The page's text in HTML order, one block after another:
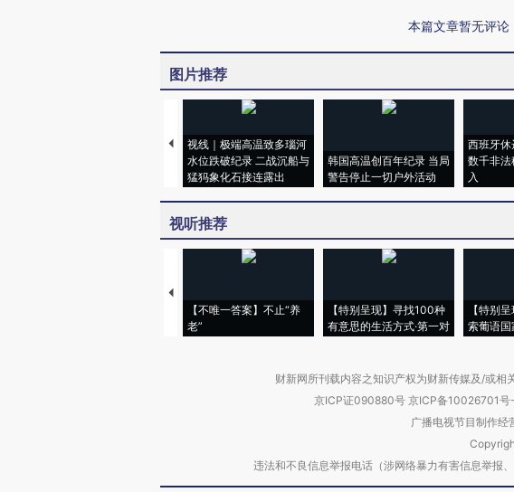
本篇文章暂无评论
图片推荐
视线｜极端高温致多瑙河
水位跌破纪录 二战沉船与
猛犸象化石接连露出
韩国高温创百年纪录 当局
警告停止一切户外活动
西班牙
数千非法
入
视听推荐
【不唯一答案】不止“养
老”
【特别呈现】寻找100种
有意思的生活方式·第一对
【特别
索葡语国
财新网所刊载内容之知识产权为财新传媒及/或相
京ICP证090880号 京ICP备10026701
广播电视节目制作经
违法和不良信息举报电话（涉网络暴力有害信息举